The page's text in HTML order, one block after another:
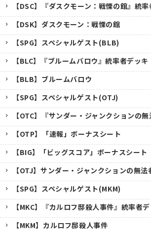
【DSC】『ダスクモーン：戦慄の館』統
【DSK】ダスクモーン：戦慄の館
【SPG】スペシャルゲスト(BLB)
【BLC】『ブルームバロウ』統率者デッキ
【BLB】ブルームバロウ
【SPG】スペシャルゲスト(OTJ)
【OTC】『サンダー・ジャンクションの
【OTP】「速報」ボーナスシート
【BIG】「ビッグスコア」ボーナスシート
【OTJ】サンダー・ジャンクションの無法
【SPG】スペシャルゲスト(MKM)
【MKC】『カルロフ邸殺人事件』統率者
【MKM】カルロフ邸殺人事件